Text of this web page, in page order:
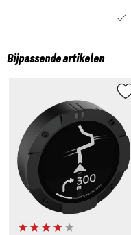
Bijpassende artikelen